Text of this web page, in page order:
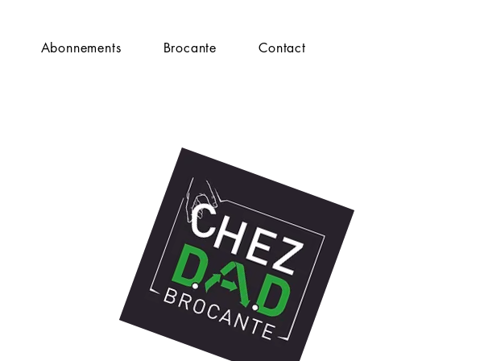
Abonnements Brocante Contact